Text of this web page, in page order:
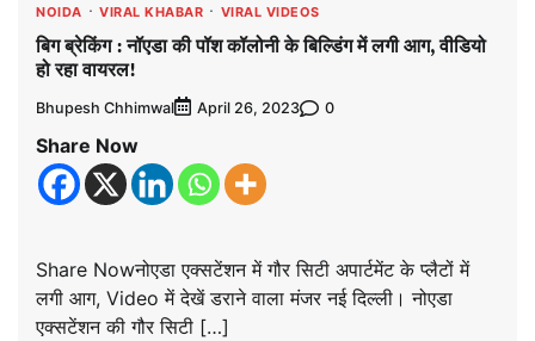
NOIDA
VIRAL KHABAR VIRAL VIDEOS
बिग ब्रेकिंग : नॉएडा की पॉश कॉलोनी के बिल्डिंग में लगी आग, वीडियो
हो रहा वायरल!
Bhupesh Chhimwal April 26, 2023 0
Share Now
Share Nowनोएडा एक्सटेंशन में गौर सिटी अपार्टमेंट के प्लैटों में
लगी आग, Video में देखें डराने वाला मंजर नई दिल्ली। नोएडा
एक्सटेंशन की गौर सिटी […]